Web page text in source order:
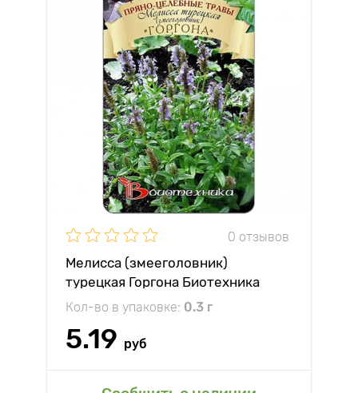
0 отзывов
Мелисса (змееголовник)
турецкая Горгона Биотехника
Кол-во в упаковке: 0.3 г
5.19 руб